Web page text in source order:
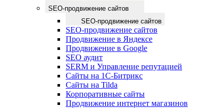
SEO-продвижение сайтов
SEO-продвижение сайтов
SEO-продвижение сайтов
Продвижение в Яндексе
Продвижение в Google
SEO аудит
SERM и Управление репутацией
Сайты на 1С-Битрикс
Сайты на Tilda
Корпоративные сайты
Продвижение интернет магазинов